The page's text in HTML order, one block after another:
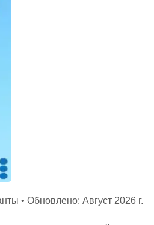
• Обновлено: Август 2026 г.